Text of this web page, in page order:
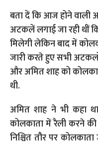
बता दें कि आज होने वाली
अटकलें लगाई जा रही थीं
मिलेगी लेकिन बाद में
जारी करते हुए सभी
और अमित शाह को
थी.
अमित शाह ने भी कहा
कोलकाता में रैली करने
निश्चित तौर पर